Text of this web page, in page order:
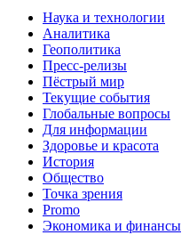
Наука и технологии
Аналитика
Геополитика
Пресс-релизы
Пёстрый мир
Текущие события
Глобальные вопросы
Для информации
Здоровье и красота
История
Общество
Точка зрения
Promo
Экономика и финансы